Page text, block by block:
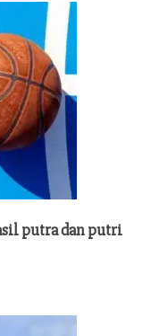
putra dan putri